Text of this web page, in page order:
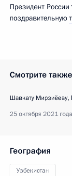
Президент
поздравительную
Смотрите также
Шавкату Мирзиёеву,
25 октября 2021 года
География
Узбекистан